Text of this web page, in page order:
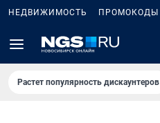
НЕДВИЖИМОСТЬ ПРОМОКОДЫ
Растет популярность дискаунтеров